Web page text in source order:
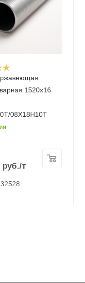
1520х16
08Х18Н10Т
руб./т